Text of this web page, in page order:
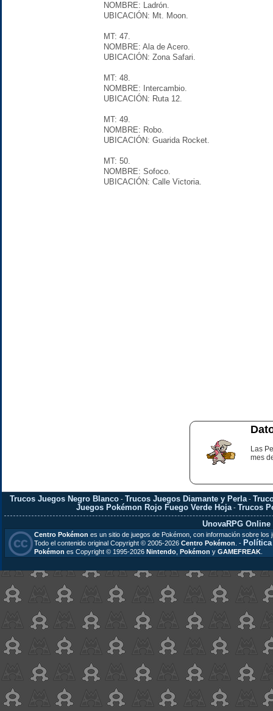
NOMBRE: Ladrón.
UBICACIÓN: Mt. Moon.
MT: 47.
NOMBRE: Ala de Acero.
UBICACIÓN: Zona Safari.
MT: 48.
NOMBRE: Intercambio.
UBICACIÓN: Ruta 12.
MT: 49.
NOMBRE: Robo.
UBICACIÓN: Guarida Rocket.
MT: 50.
NOMBRE: Sofoco.
UBICACIÓN: Calle Victoria.
Las
mes
Trucos Juegos Negro Blanco- Trucos Juegos Diamante y Perla-
Juegos Pokémon Rojo Fuego Verde Hoja -Trucos
UnovaRPG Online
Centro Pokémon es un sitio de juegos de Pokémon, con información sobre
Todo el contenido original Copyright © 2005-2026 Centro Pokémon . -
Pokémon es Copyright © 1995-2026 Nintendo Pokémon y GAMEFREAK